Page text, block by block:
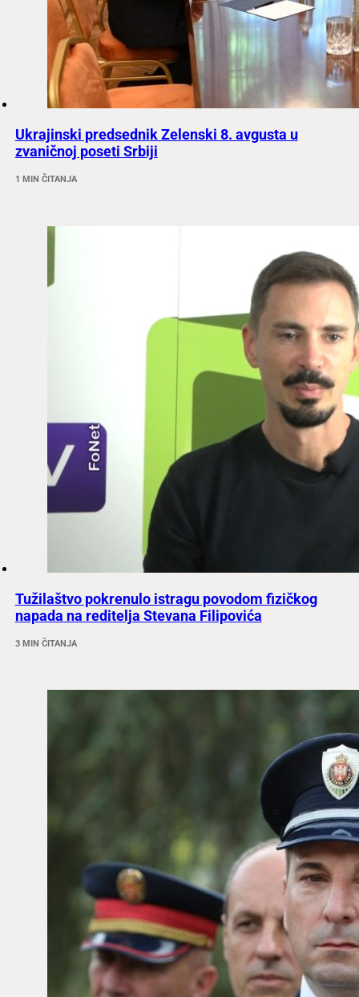
Ukrajinski predsednik Zelenski 8. avgusta u
zvaničnoj poseti Srbiji
1 MIN ČITANJA
Tužilaštvo pokrenulo istragu povodom fizičkog
napada na reditelja Stevana Filipovića
3 MIN ČITANJA